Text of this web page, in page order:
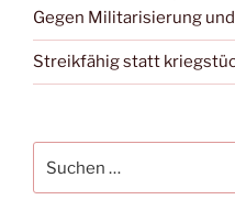
Gegen Militarisierung
Streikfähig statt